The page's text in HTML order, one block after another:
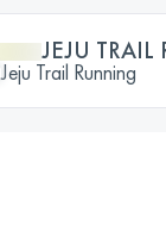
JEJU
Jeju Trail Running